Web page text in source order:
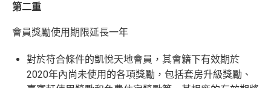
第二重
會員獎勵使用期限延長一年
對於符合條件的凱悅天地會員，其會籍下有效期於
2020年內尚未使用的各項獎勵，包括套房升級獎勵、